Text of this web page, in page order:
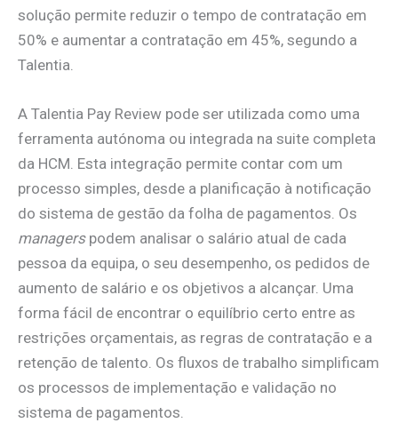
solução permite reduzir o tempo de contratação em
50% e aumentar a contratação em 45%, segundo a
Talentia.
A Talentia Pay Review pode ser utilizada como uma
ferramenta autónoma ou integrada na suite completa
da HCM. Esta integração permite contar com um
processo simples, desde a planificação à notificação
do sistema de gestão da folha de pagamentos. Os
managerspodem analisar o salário atual de cada
pessoa da equipa, o seu desempenho, os pedidos de
aumento de salário e os objetivos a alcançar. Uma
forma fácil de encontrar o equilíbrio certo entre as
restrições orçamentais, as regras de contratação e a
retenção de talento. Os fluxos de trabalho simplificam
os processos de implementação e validação no
sistema de pagamentos.